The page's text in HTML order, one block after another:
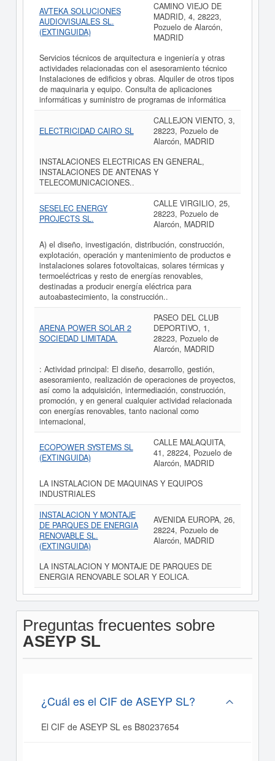
AVTEKA SOLUCIONES
AUDIOVISUALES SL.
(EXTINGUIDA)
CAMINO VIEJO DE
MADRID, 4, 28223,
Pozuelo de Alarcón,
MADRID
Servicios técnicos de arquitectura e ingeniería y otras
actividades relacionadas con el asesoramiento técnico
Instalaciones de edificios y obras. Alquiler de otros tipos
de maquinaria y equipo. Consulta de aplicaciones
informáticas y suministro de programas de informática
ELECTRICIDAD CAIRO SL
CALLEJON VIENTO, 3,
28223, Pozuelo de
Alarcón, MADRID
INSTALACIONES ELECTRICAS EN GENERAL,
INSTALACIONES DE ANTENAS Y
TELECOMUNICACIONES..
SESELEC ENERGY
PROJECTS SL.
CALLE VIRGILIO, 25,
28223, Pozuelo de
Alarcón, MADRID
A) el diseño, investigación, distribución, construcción,
explotación, operación y mantenimiento de productos e
instalaciones solares fotovoltaicas, solares térmicas y
termoeléctricas y resto de energías renovables,
destinadas a producir energía eléctrica para
autoabastecimiento, la construcción..
ARENA POWER SOLAR 2
SOCIEDAD LIMITADA.
PASEO DEL CLUB
DEPORTIVO, 1,
28223, Pozuelo de
Alarcón, MADRID
: Actividad principal: El diseño, desarrollo, gestión,
asesoramiento, realización de operaciones de proyectos,
así como la adquisición, intermediación, construcción,
promoción, y en general cualquier actividad relacionada
con energías renovables, tanto nacional como
internacional,
ECOPOWER SYSTEMS SL
(EXTINGUIDA)
CALLE MALAQUITA,
41, 28224, Pozuelo de
Alarcón, MADRID
LA INSTALACION DE MAQUINAS Y EQUIPOS
INDUSTRIALES
INSTALACION Y MONTAJE
DE PARQUES DE ENERGIA
RENOVABLE SL.
(EXTINGUIDA)
AVENIDA EUROPA, 26,
28224, Pozuelo de
Alarcón, MADRID
LA INSTALACION Y MONTAJE DE PARQUES DE
ENERGIA RENOVABLE SOLAR Y EOLICA.
Preguntas frecuentes sobre
ASEYP SL
¿Cuál es el CIF de ASEYP SL?
El CIF de ASEYP SL es B80237654